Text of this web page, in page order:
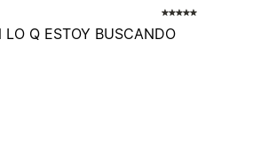
Q ESTOY BUSCANDO